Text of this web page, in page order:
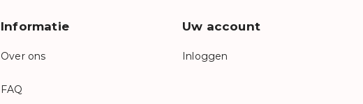
Informatie
Over ons
FAQ
Uw account
Inloggen